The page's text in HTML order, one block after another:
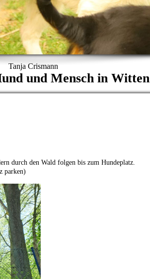
Tanja Crismann
und Mensch in Witten
durch den Wald folgen bis zum Hundeplatz.
parken)